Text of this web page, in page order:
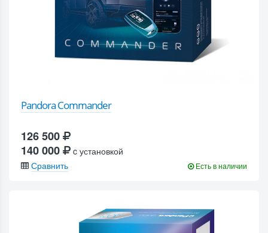
Pandora Commander
126 500
140 000
c установкой
Сравнить
Есть в наличии